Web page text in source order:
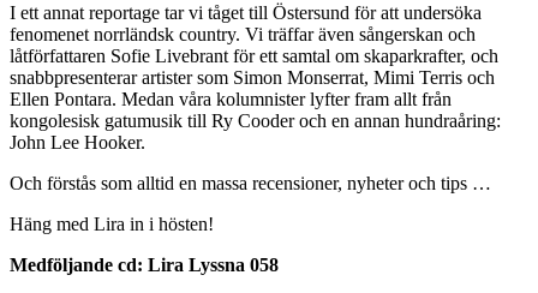
I ett annat reportage tar vi tåget till Östersund för att undersöka
fenomenet norrländsk country. Vi träffar även sångerskan och
låtförfattaren Sofie Livebrant för ett samtal om skaparkrafter, och
snabbpresenterar artister som Simon Monserrat, Mimi Terris och
Ellen Pontara. Medan våra kolumnister lyfter fram allt från
kongolesisk gatumusik till Ry Cooder och en annan hundraåring:
John Lee Hooker.
Och förstås som alltid en massa recensioner, nyheter och tips …
Häng med Lira in i hösten!
Medföljande cd: Lira Lyssna 058